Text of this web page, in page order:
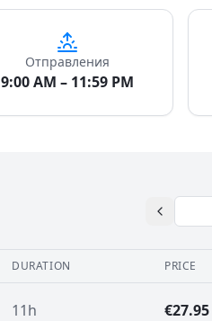
Отправления
9:00 AM – 11:59 PM
DURATION PRICE
11h €27.95